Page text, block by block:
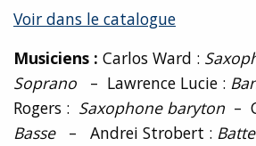
Voir dans le catalogue
Musiciens : Carlos Ward :
Soprano – Lawrence Lucie :
Rogers : Saxophone baryton –
Basse– Andrei Strobert :